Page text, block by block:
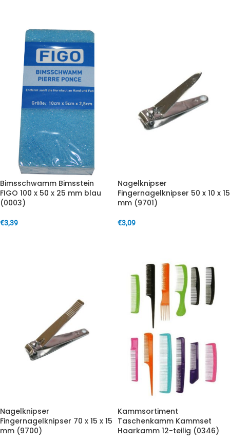
Bimsschwamm Bimsstein
FIGO 100 x 50 x 25 mm blau
(0003)
€3,39
Nagelknipser
Fingernagelknipser 50 x 10 x 15
mm (9701)
€3,09
Nagelknipser
Fingernagelknipser 70 x 15 x 15
mm (9700)
Kammsortiment
Taschenkamm Kammset
Haarkamm 12-teilig (0346)